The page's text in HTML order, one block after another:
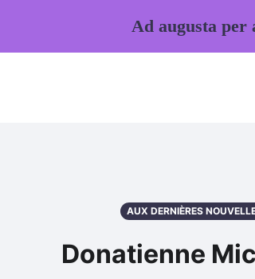
AUX DERNIÈRES
Donatienne
Ad augusta per